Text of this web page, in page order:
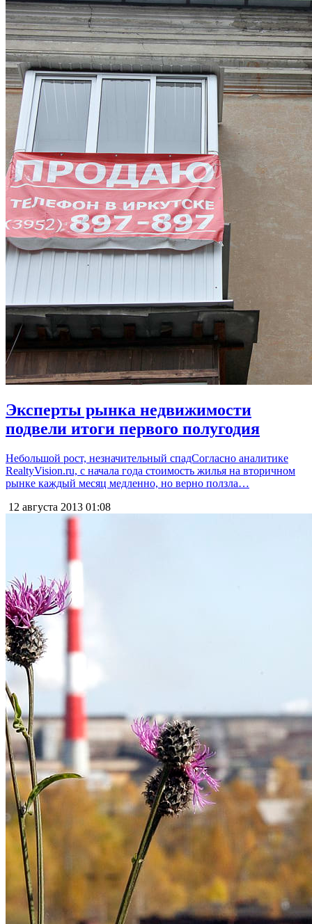
Эксперты рынка недвижимости
подвели итоги первого полугодия
Небольшой рост, незначительный спадСогласно аналитике
RealtyVision.ru, с начала года стоимость жилья на вторичном
рынке каждый месяц медленно, но верно ползла…
12 августа 2013 01:08